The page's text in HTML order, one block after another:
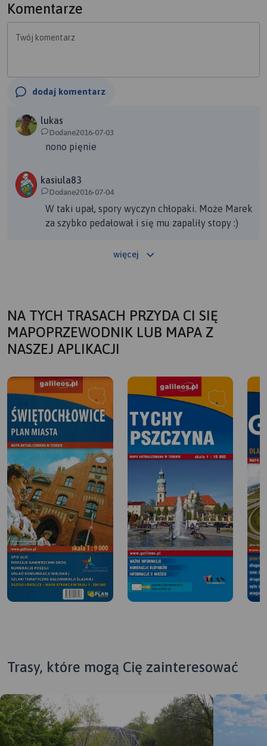
cel naszej wyprawy Pawełki i bardzo smaczny żurek
piwko i grill.Trasa w tych warunkach 35 stopni w cieniu i
lesie bo mi duchota dawała we znaki a kumplowi parzyło
w stopy, pościągaliśmy buty i koszulki trasa trudna.Artek i
pokazanie nowych ciekawych miejsc, oby więcej takich
spotkań !
Komentarze
Twój komentarz
dodaj komentarz
lukas
Dodane2016-07-03
nono pięnie
kasiula83
Dodane2016-07-04
W taki upał, spory wyczyn chłopaki. Może Marek
za szybko pedałował i się mu zapaliły stopy :)
więcej
NA TYCH TRASACH PRZYDA CI SIĘ
MAPOPRZEWODNIK LUB MAPA Z
NASZEJ APLIKACJI
Trasy, które mogą Cię zainteresować